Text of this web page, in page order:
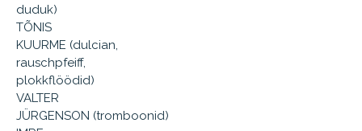
duduk)
TÕNIS
KUURME (dulcian,
rauschpfeiff,
plokkflöödid)
VALTER
JÜRGENSON (tromboonid)